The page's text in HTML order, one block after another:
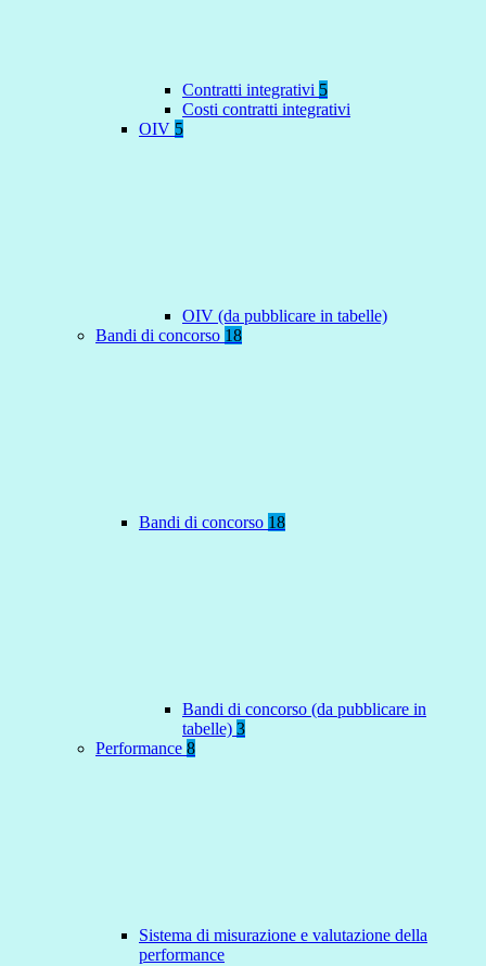
Contratti integrativi 5
Costi contratti integrativi
OIV 5
OIV (da pubblicare in tabelle)
Bandi di concorso 18
Bandi di concorso 18
Bandi di concorso (da pubblicare in
tabelle) 3
Performance 8
Sistema di misurazione e valutazione della
performance